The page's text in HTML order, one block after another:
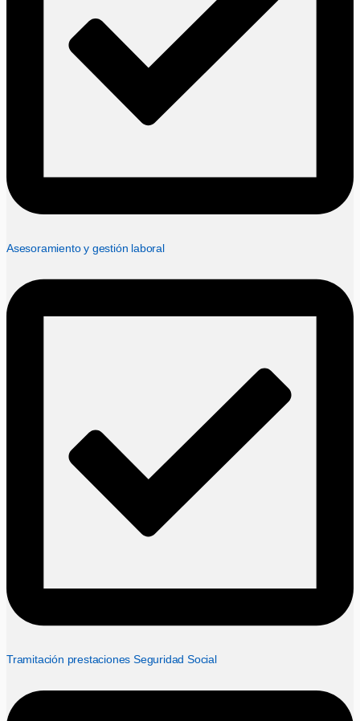
Asesoramiento y gestión laboral
Tramitación prestaciones Seguridad Social